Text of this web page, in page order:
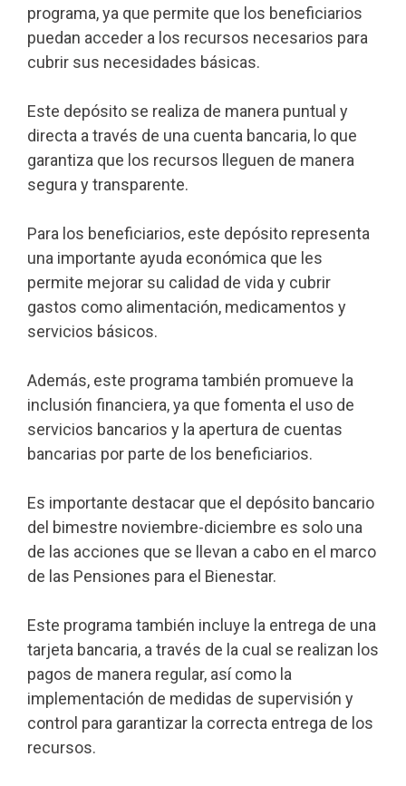
programa, ya que permite que los beneficiarios
puedan acceder a los recursos necesarios para
cubrir sus necesidades básicas.
Este depósito se realiza de manera puntual y
directa a través de una cuenta bancaria, lo que
garantiza que los recursos lleguen de manera
segura y transparente.
Para los beneficiarios, este depósito representa
una importante ayuda económica que les
permite mejorar su calidad de vida y cubrir
gastos como alimentación, medicamentos y
servicios básicos.
Además, este programa también promueve la
inclusión financiera, ya que fomenta el uso de
servicios bancarios y la apertura de cuentas
bancarias por parte de los beneficiarios.
Es importante destacar que el depósito bancario
del bimestre noviembre-diciembre es solo una
de las acciones que se llevan a cabo en el marco
de las Pensiones para el Bienestar.
Este programa también incluye la entrega de una
tarjeta bancaria, a través de la cual se realizan los
pagos de manera regular, así como la
implementación de medidas de supervisión y
control para garantizar la correcta entrega de los
recursos.